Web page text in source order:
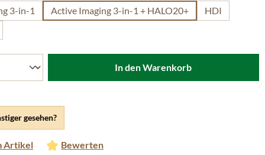
gesehen?
Artikel Bewerten
3-in-1
Active Imaging 3-in-1 + HALO20+ HDI
In den Warenkorb